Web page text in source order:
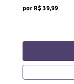
R$ 39,99